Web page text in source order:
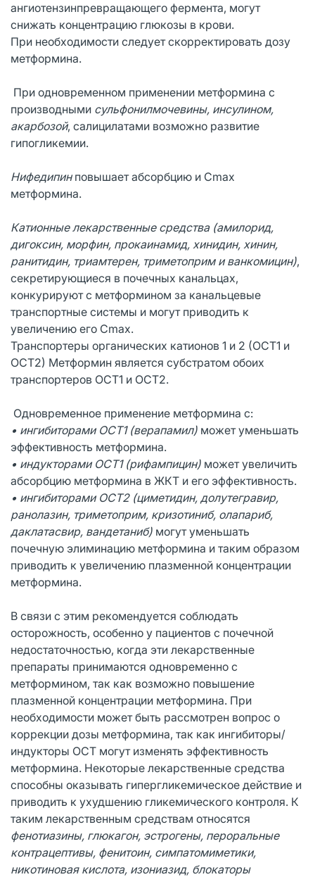
ангиотензинпревращающего фермента, могут
снижать концентрацию глюкозы в крови.
При необходимости следует скорректировать дозу
метформина.
При одновременном применении метформина с
производными сульфонилмочевины, инсулином,
акарбозой, салицилатами возможно развитие
гипогликемии.
Нифедипинповышает абсорбцию и Сmах
метформина.
Катионные лекарственные средства (амилорид,
дигоксин, морфин, прокаинамид, хинидин, хинин,
ранитидин, триамтерен, триметоприм и ванкомицин),
секретирующиеся в почечных канальцах,
конкурируют с метформином за канальцевые
транспортные системы и могут приводить к
увеличению его Cmax.
Транспортеры органических катионов 1 и 2 (ОСТ1 и
ОСТ2) Метформин является субстратом обоих
транспортеров ОСТ1 и ОСТ2.
Одновременное применение метформина с:
• ингибиторами ОСТ1 (верапамил) может уменьшать
эффективность метформина.
• индукторами ОСТ1 (рифампицин) может увеличить
абсорбцию метформина в ЖКТ и его эффективность.
• ингибиторами ОСТ2 (циметидин, долутегравир,
ранолазин, триметоприм, кризотиниб, олапариб,
даклатасвир, вандетаниб) могут уменьшать
почечную элиминацию метформина и таким образом
приводить к увеличению плазменной концентрации
метформина.
В связи с этим рекомендуется соблюдать
осторожность, особенно у пациентов с почечной
недостаточностью, когда эти лекарственные
препараты принимаются одновременно с
метформином, так как возможно повышение
плазменной концентрации метформина. При
необходимости может быть рассмотрен вопрос о
коррекции дозы метформина, так как ингибиторы/
индукторы ОСТ могут изменять эффективность
метформина. Некоторые лекарственные средства
способны оказывать гипергликемическое действие и
приводить к ухудшению гликемического контроля. К
таким лекарственным средствам относятся
фенотиазины, глюкагон, эстрогены, пероральные
контрацептивы, фенитоин, симпатомиметики,
никотиновая кислота, изониазид, блокаторы